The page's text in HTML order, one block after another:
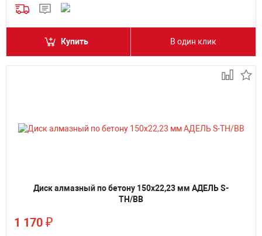
Купить В один клик
Диск алмазный по бетону 150х22,23 мм АДЕЛЬ S-
TH/BB
1 170 ₽